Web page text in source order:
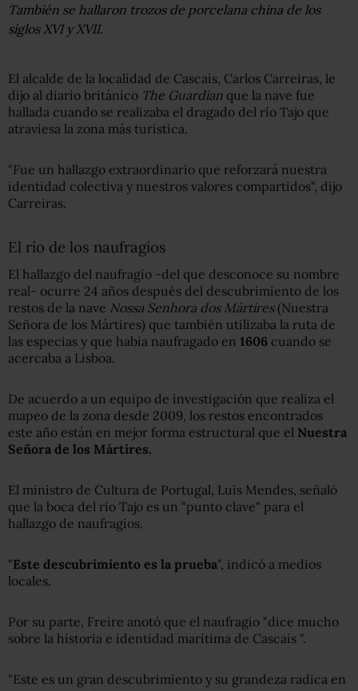
También se hallaron trozos de porcelana china de los
siglos XVI y XVII.
El alcalde de la localidad de Cascais, Carlos Carreiras, le
dijo al diario británico The Guardian que la nave fue
hallada cuando se realizaba el dragado del río Tajo que
atraviesa la zona más turística.
"Fue un hallazgo extraordinario que reforzará nuestra
identidad colectiva y nuestros valores compartidos", dijo
Carreiras.
El río de los naufragios
El hallazgo del naufragio -del que desconoce su nombre
real- ocurre 24 años después del descubrimiento de los
restos de la nave Nossa Senhora dos Mártires(Nuestra
Señora de los Mártires) que también utilizaba la ruta de
las especias y que había naufragado en 1606 cuando se
acercaba a Lisboa.
De acuerdo a un equipo de investigación que realiza el
mapeo de la zona desde 2009, los restos encontrados
este año están en mejor forma estructural que el Nuestra
Señora de los Mártires.
El ministro de Cultura de Portugal, Luis Mendes, señaló
que la boca del río Tajo es un "punto clave" para el
hallazgo de naufragios.
"Este descubrimiento es la prueba", indicó a medios
locales.
Por su parte, Freire anotó que el naufragio "dice mucho
sobre la historia e identidad marítima de Cascais ".
"Este es un gran descubrimiento y su grandeza radica en